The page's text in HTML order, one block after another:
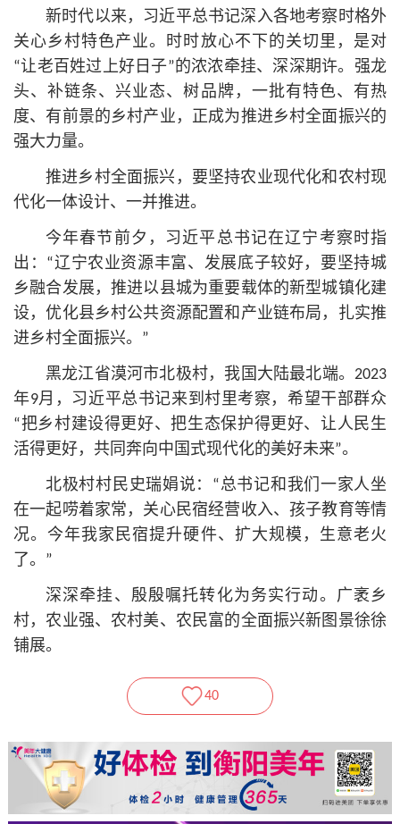
新时代以来，习近平总书记深入各地考察时格外
关心乡村特色产业。时时放心不下的关切里，是对
“让老百姓过上好日子”的浓浓牵挂、深深期许。强龙
头、补链条、兴业态、树品牌，一批有特色、有热
度、有前景的乡村产业，正成为推进乡村全面振兴的
强大力量。
推进乡村全面振兴，要坚持农业现代化和农村现
代化一体设计、一并推进。
今年春节前夕，习近平 总书记在辽宁考察时指
出：“辽宁农业资源丰富、发展底子较好，要坚持城
乡融合发展，推进以县城为重要载体的新型城镇化建
设，优化县乡村公共资源配置和产业链布局，扎实推
进乡村全面振兴。”
黑龙江省漠河市北极村，我国大陆最北端。2023
年9月，习近平总书记来到村里考察，希望干部群众
“把乡村建设得更好、把生态保护得更好、让人民生
活得更好，共同奔向中国式现代化的美好未来”。
北极村村民史瑞娟说：“总书记和我们一家人坐
在一起唠着家常，关心民宿经营收入、孩子教育等情
况。今年我家民宿提升硬件、扩大规模，生意老火
了。”
深深牵挂、殷殷嘱托转化为务实行动。广袤乡
村，农业强、农村美、农民富的全面振兴新图景徐徐
铺展。
40